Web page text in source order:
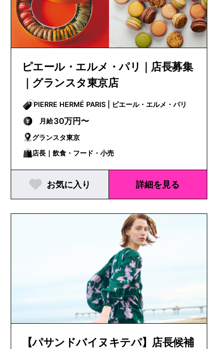
ピエール・エルメ・パリ｜店長募集
｜グランスタ東京店
PIERRE HERMÉ PARIS | ピエール・エルメ・パリ
月給30万円〜
グランスタ東京
店長｜飲食・フード・小売
お気に入り 詳細を見る
【パサンドバイヌキテパ】店長候補